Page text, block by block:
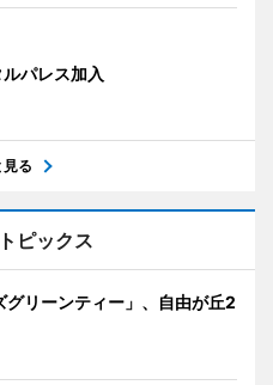
パレス加入
見る
ピックス
リーンティー」、自由が丘2